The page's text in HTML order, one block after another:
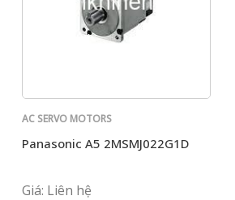
AC SERVO MOTORS
Panasonic A5 2MSMJ022G1D
Giá: Liên hệ